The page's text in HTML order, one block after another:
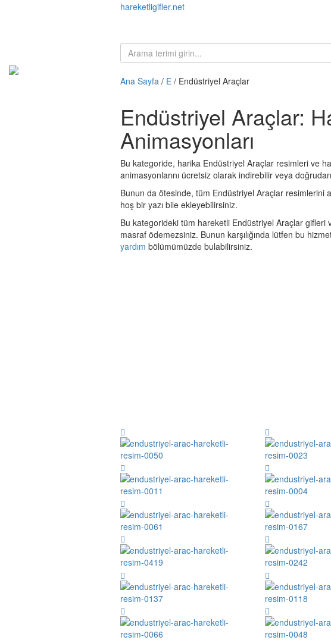
hareketligifler.net
Ana Sayfa / E / Endüstriyel Araçlar
Endüstriyel Araçlar:
Animasyonları
Bu kategoride, harika Endüstriyel Araçlar resimleri ve
animasyonlarını ücretsiz olarak indirebilir veya
Bunun da ötesinde, tüm Endüstriyel Araçlar resimlerini
hoş bir yazı bile ekleyebilirsiniz.
Bu kategorideki tüm hareketli Endüstriyel Araçlar
masraf ödemezsiniz. Bunun karşılığında lütfen bu
yardım bölümümüzde bulabilirsiniz.